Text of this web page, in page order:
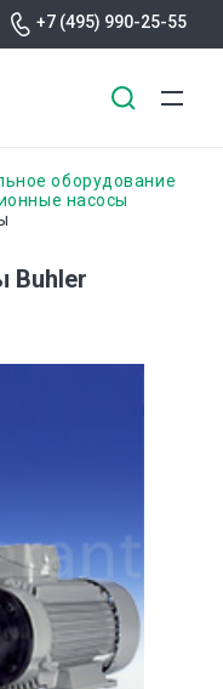
+7 (495) 990-25-55
оборудование
насосы
Buhler